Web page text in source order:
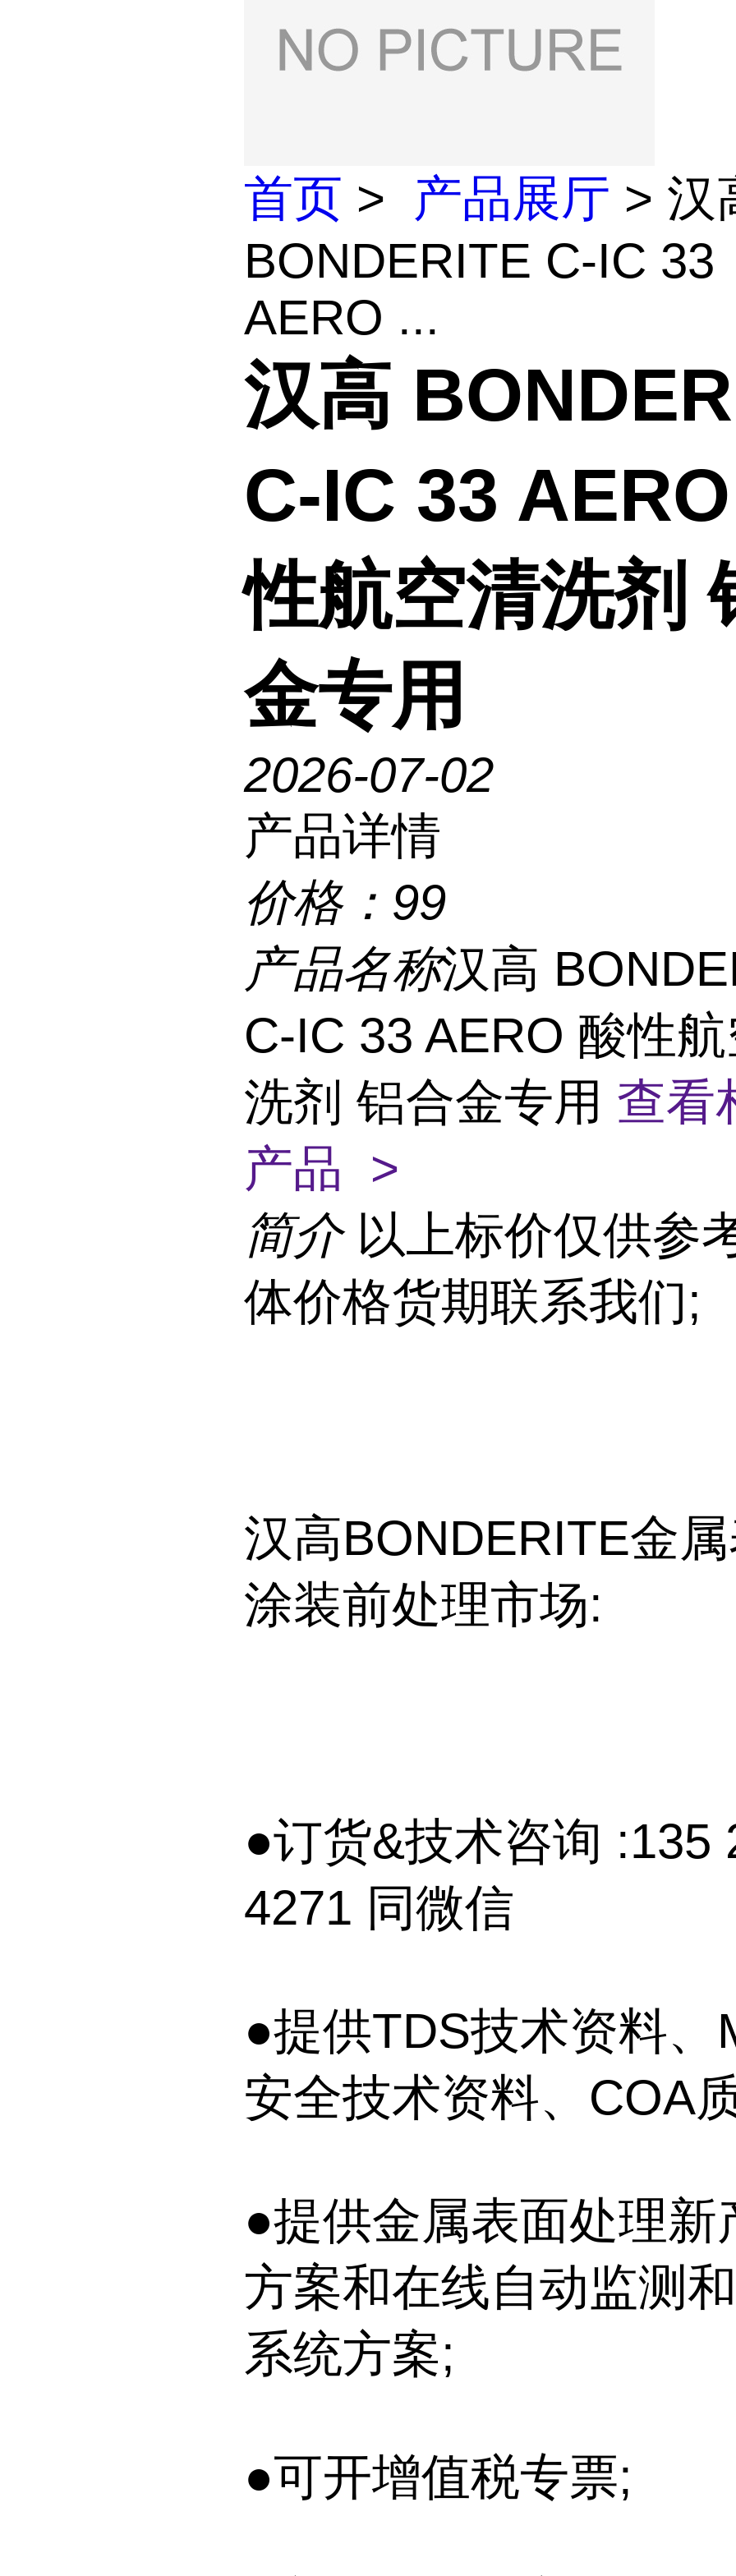
首页 > 产品展厅 > 汉
BONDERITE C-IC 33
AERO ...
汉高
C-IC 33
性航空清洗剂
金专用
2026-07-02
产品详情
价格： 99
产品名称汉高
C-IC 33 AERO 酸性
洗剂 铝合金专用 查看
产品 >
简介 以上标价仅供参
体价格货期联系我们;
汉高BONDERITE金
涂装前处理市场:
●订货&技术咨询 :135
4271 同微信
●提供TDS技术资料、
安全技术资料、COA
●提供金属表面处理新
方案和在线自动监测
系统方案;
●可开增值税专票;